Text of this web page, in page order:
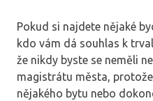
Pokud si najdete nějaké
kdo vám dá souhlas k
že nikdy byste se neměli
magistrátu města,
nějakého bytu nebo